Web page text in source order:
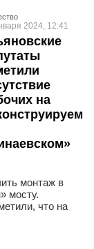
2024, 12:41
на
монтаж в
мосту.
что на